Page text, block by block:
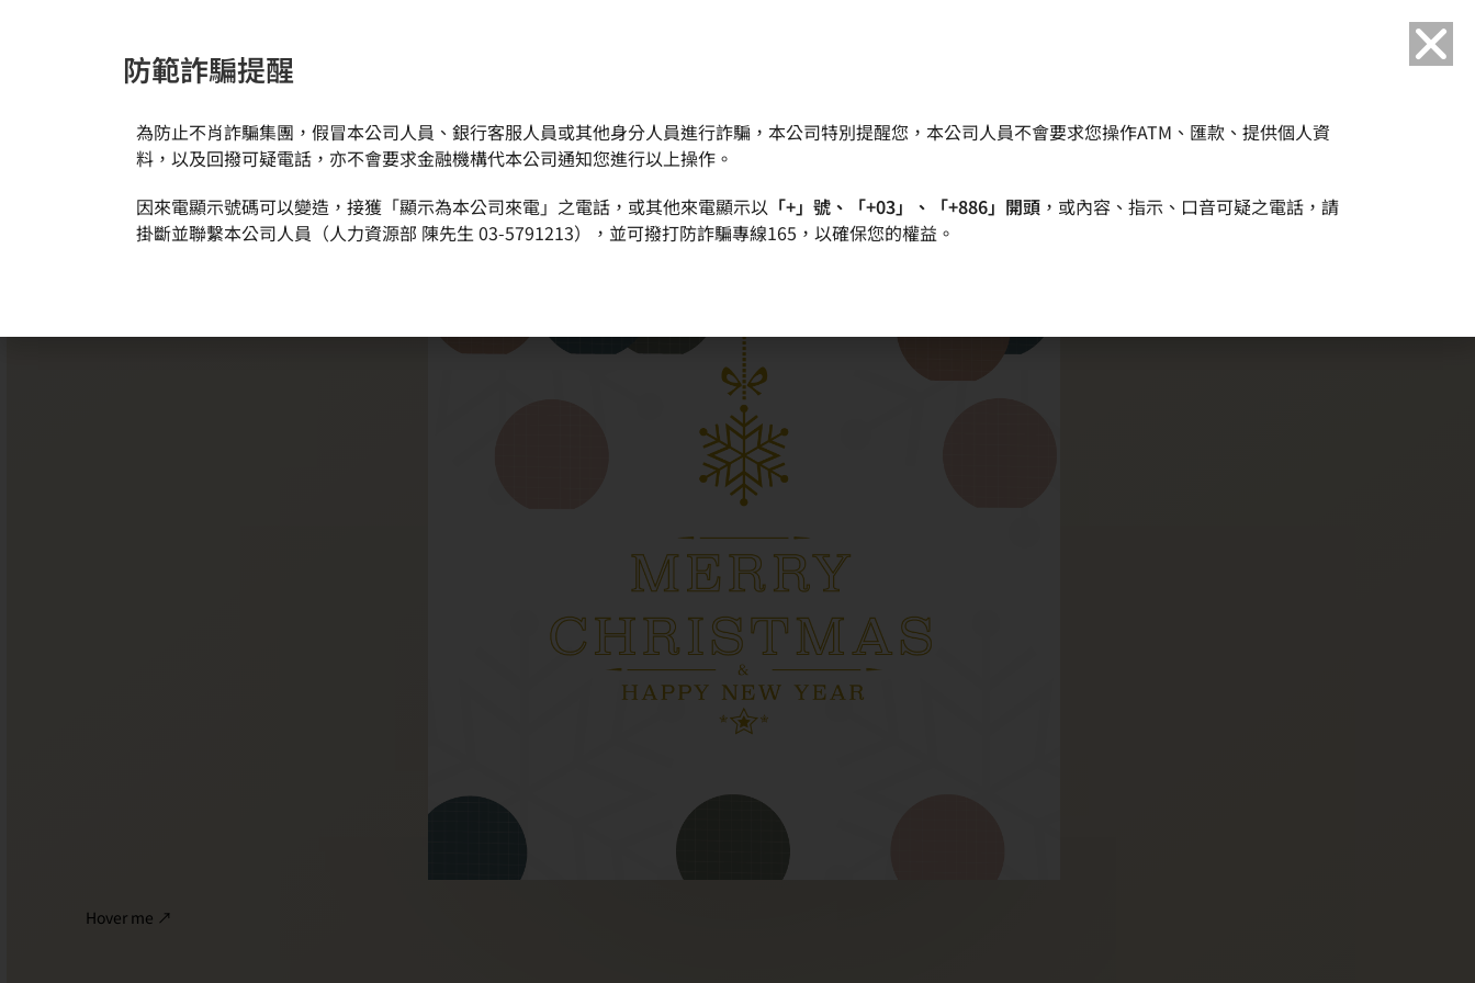
Hover me ↗
防範詐騙提醒
為防止不肖詐騙集團，假冒本公司人員、銀行客服人員或其他身分人員進行詐騙，本公司特別提醒您，本公司人員不會要求您操作ATM、匯款、提供個人資
料，以及回撥可疑電話，亦不會要求金融機構代本公司通知您進行以上操作。
因來電顯示號碼可以變造，接獲「顯示為本公司來電」之電話，或其他來電顯示以 「+」號、「+03」、「+886」開頭 ，或內容、指示、口音可疑之電話，請
掛斷並聯繫本公司人員（人力資源部 陳先生 03-5791213），並可撥打防詐騙專線165，以確保您的權益。